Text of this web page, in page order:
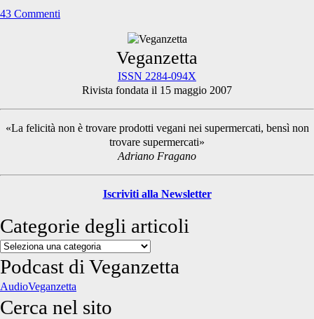
incontra
43 Commenti
Sidebar
Veganzetta
ISSN 2284-094X
Rivista fondata il 15 maggio 2007
«La felicità non è trovare prodotti vegani nei supermercati, bensì non
trovare supermercati»
Adriano Fragano
Iscriviti alla Newsletter
Categorie degli articoli
Categorie
degli
articoli
Podcast di Veganzetta
AudioVeganzetta
Cerca nel sito